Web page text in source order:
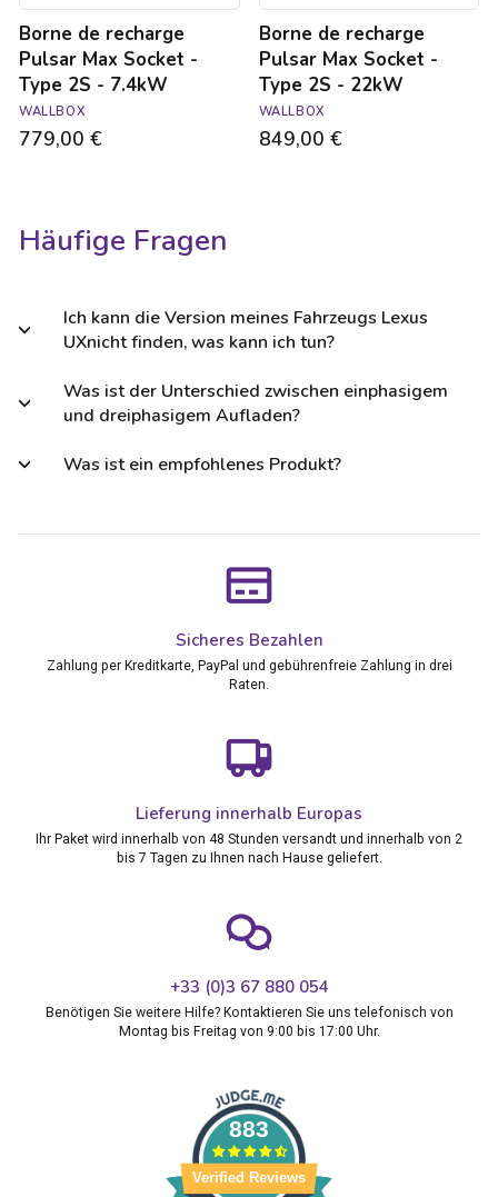
7.4kW
Borne de recharge
Pulsar Max Socket -
Type 2S - 7.4kW
WALLBOX
779,00 €
22kW
Borne de recharge
Pulsar Max Socket -
Type 2S - 22kW
WALLBOX
849,00 €
Häufige Fragen
Ich kann die Version meines Fahrzeugs Lexus
UXnicht finden, was kann ich tun?
Was ist der Unterschied zwischen einphasigem
und dreiphasigem Aufladen?
Was ist ein empfohlenes Produkt?
Sicheres Bezahlen
Zahlung per Kreditkarte, PayPal und gebührenfreie Zahlung in drei
Raten.
Lieferung innerhalb Europas
Ihr Paket wird innerhalb von 48 Stunden versandt und innerhalb von 2
bis 7 Tagen zu Ihnen nach Hause geliefert.
+33 (0)3 67 880 054
Benötigen Sie weitere Hilfe? Kontaktieren Sie uns telefonisch von
Montag bis Freitag von 9:00 bis 17:00 Uhr.
883
Verified Reviews